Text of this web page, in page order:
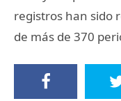
registros han sido
de más de 370